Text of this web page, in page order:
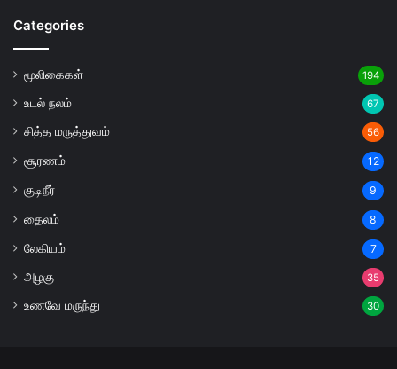
Categories
மூலிகைகள் 194
உடல் நலம் 67
சித்த மருத்துவம் 56
சூரணம் 12
குடிநீர் 9
தைலம் 8
லேகியம் 7
அழகு 35
உணவே மருந்து 30